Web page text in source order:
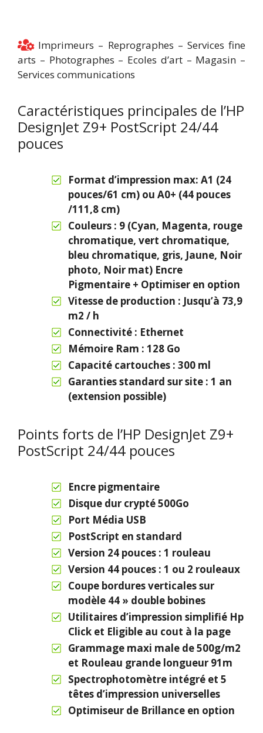
Imprimeurs – Reprographes – Services fine
arts – Photographes – Ecoles d’art – Magasin –
Services communications
Caractéristiques principales de l’HP
DesignJet Z9+ PostScript 24/44
pouces
Format d’impression max: A1 (24
pouces/61 cm) ou A0+ (44 pouces
/111,8 cm)
Couleurs : 9 (Cyan, Magenta, rouge
chromatique, vert chromatique,
bleu chromatique, gris, Jaune, Noir
photo, Noir mat) Encre
Pigmentaire + Optimiser en option
Vitesse de production : Jusqu’à 73,9
m2 / h
Connectivité : Ethernet
Mémoire Ram : 128 Go
Capacité cartouches : 300 ml
Garanties standard sur site : 1 an
(extension possible)
Points forts de l’HP DesignJet Z9+
PostScript 24/44 pouces
Encre pigmentaire
Disque dur crypté 500Go
Port Média USB
PostScript en standard
Version 24 pouces : 1 rouleau
Version 44 pouces : 1 ou 2 rouleaux
Coupe bordures verticales sur
modèle 44 » double bobines
Utilitaires d’impression simplifié Hp
Click et Eligible au cout à la page
Grammage maxi male de 500g/m2
et Rouleau grande longueur 91m
Spectrophotomètre intégré et 5
têtes d’impression universelles
Optimiseur de Brillance en option